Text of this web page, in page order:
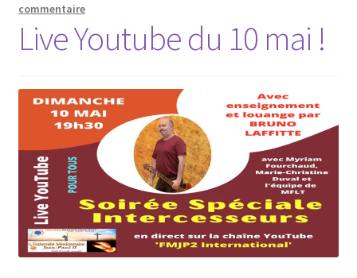
commentaire
Live Youtube du 10 mai !